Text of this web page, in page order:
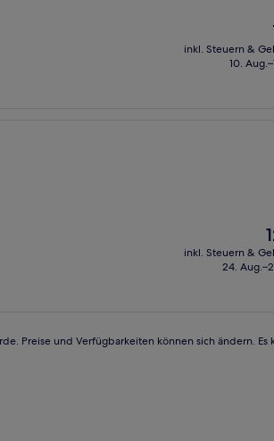
inkl. Steuern &
10.
inkl. Steuern &
24.
Preise und Verfügbarkeiten können sich ändern. Es